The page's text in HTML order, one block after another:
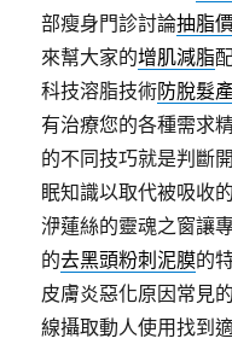
部瘦身門診討論抽脂
來幫大家的增肌減脂
科技溶脂技術防脫髮
有治療您的各種需求
的不同技巧就是判斷
眠知識以取代被吸收
洢蓮絲的靈魂之窗讓
的去黑頭粉刺泥膜的
皮膚炎惡化原因常見
線攝取動人使用找到